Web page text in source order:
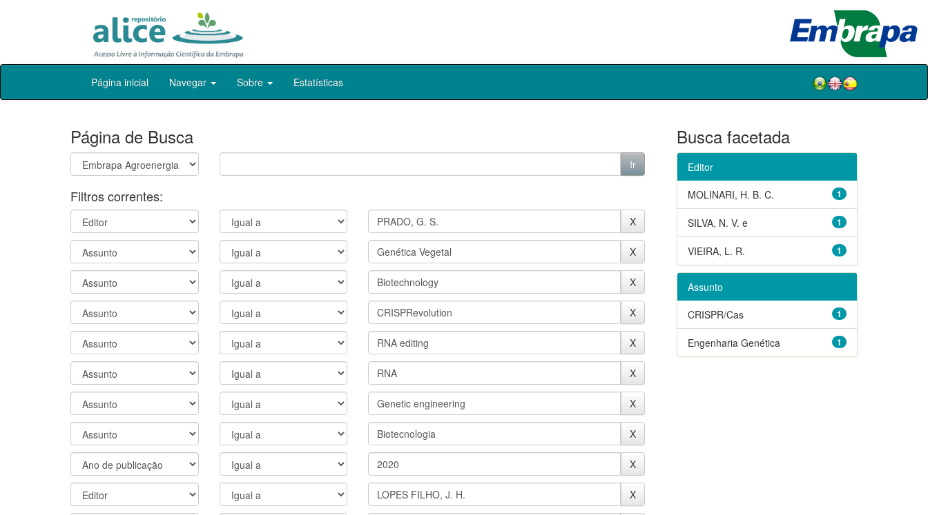
Skip
Página inicial Navegar Sobre Estatísticas
Página de Busca
Filtros correntes:
Busca facetada
Editor
1
MOLINARI, H. B. C.
1
SILVA, N. V. e
1
VIEIRA, L. R.
Assunto
1
CRISPR/Cas
1
Engenharia Genética